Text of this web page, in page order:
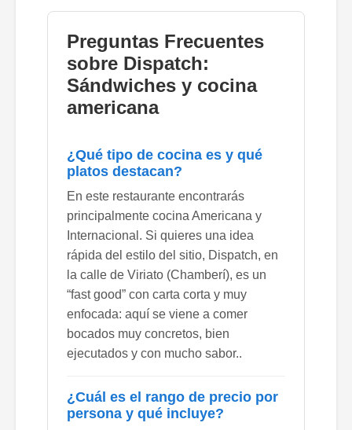
Preguntas Frecuentes
sobre Dispatch:
Sándwiches y cocina
americana
¿Qué tipo de cocina es y qué
platos destacan?
En este restaurante encontrarás
principalmente cocina Americana y
Internacional. Si quieres una idea
rápida del estilo del sitio, Dispatch, en
la calle de Viriato (Chamberí), es un
“fast good” con carta corta y muy
enfocada: aquí se viene a comer
bocados muy concretos, bien
ejecutados y con mucho sabor..
¿Cuál es el rango de precio por
persona y qué incluye?